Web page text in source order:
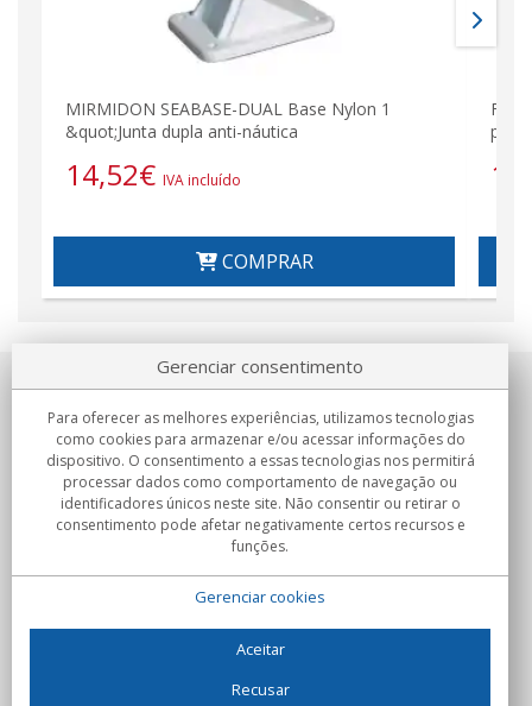
MIRMIDON SEABASE-DUAL Base Nylon 1
&quot;Junta dupla anti-náutica
14,52€ IVA incluído
COMPRAR
Sobre nosotros
Compromissos
Compras
Gerenciar consentimento
Para oferecer as melhores experiências, utilizamos tecnologias
como cookies para armazenar e/ou acessar informações do
dispositivo. O consentimento a essas tecnologias nos permitirá
processar dados como comportamento de navegação ou
identificadores únicos neste site. Não consentir ou retirar o
consentimento pode afetar negativamente certos recursos e
funções.
Gerenciar cookies
Aceitar
Recusar